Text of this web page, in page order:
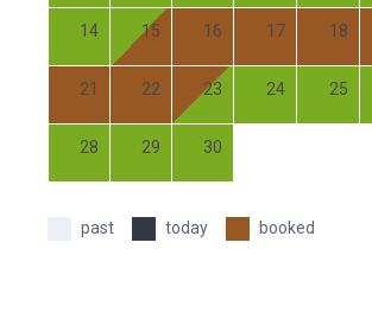
14 15 16 17 18
21 22 23 24 25
28 29 30
past today booked